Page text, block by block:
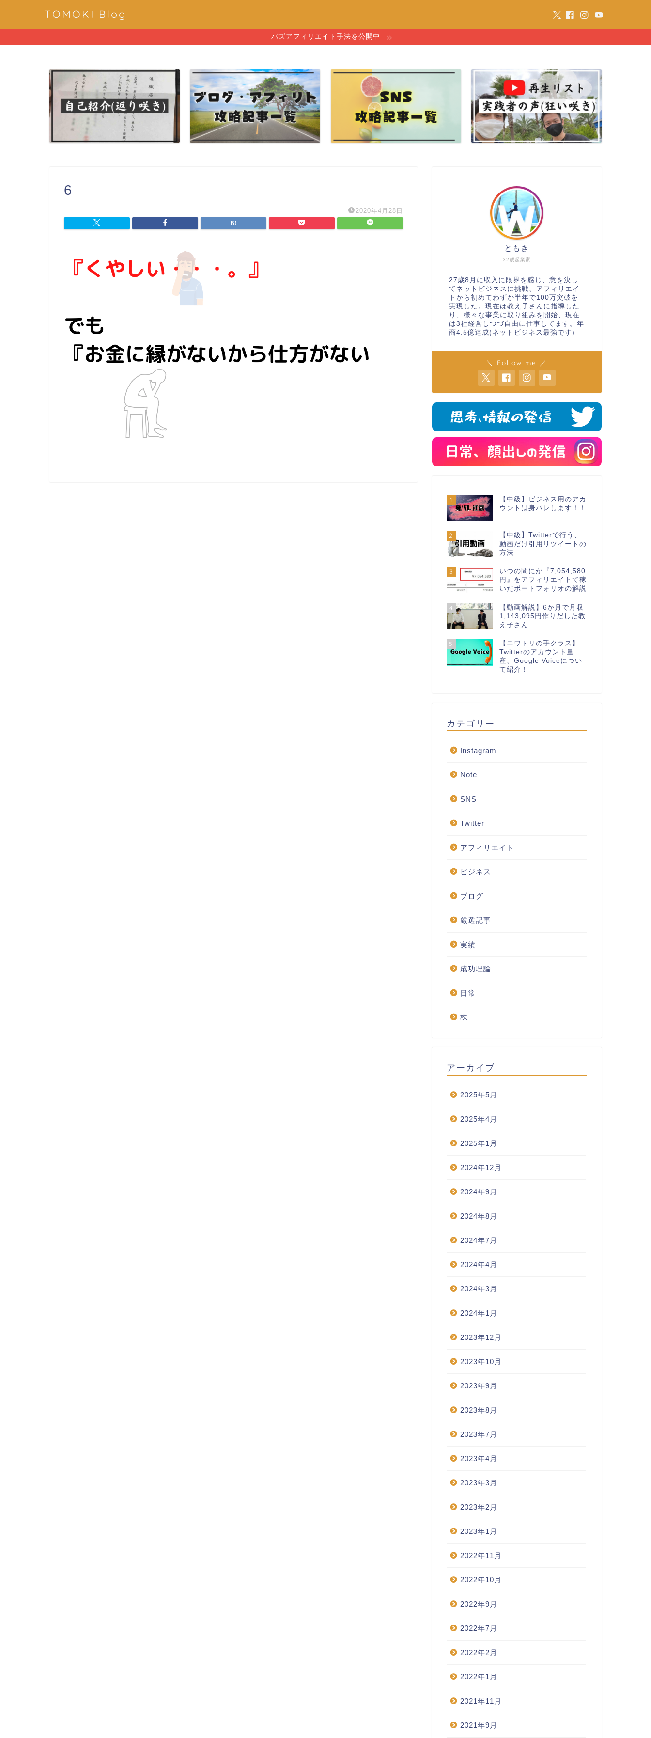
TOMOKI Blog
バズアフィリエイト手法を公開中
6
2020年4月28日
32歳起業家
ともき
27歳8月に収入に限界を感じ、意を決し
てネットビジネスに挑戦、アフィリエイ
トから初めてわずか半年で100万突破を
実現した。現在は教え子さんに指導した
り、様々な事業に取り組みを開始、現在
は3社経営しつづ自由に仕事してます。年
商4.5億達成(ネットビジネス最強です)
＼ Follow me ／
1
【中級】ビジネス用のアカ
ウントは身バレします！！
2
【中級】Twitterで行う、
動画だけ引用リツイートの
方法
3
いつの間にか『7,054,580
円』をアフィリエイトで稼
いだポートフォリオの解説
4
【動画解説】6か月で月収
1,143,095円作りだした教
え子さん
5
【ニワトリの手クラス】
Twitterのアカウント量
産、Google Voiceについ
て紹介！
カテゴリー
Instagram
Note
SNS
Twitter
アフィリエイト
ビジネス
ブログ
厳選記事
実績
成功理論
日常
株
アーカイブ
2025年5月
2025年4月
2025年1月
2024年12月
2024年9月
2024年8月
2024年7月
2024年4月
2024年3月
2024年1月
2023年12月
2023年10月
2023年9月
2023年8月
2023年7月
2023年4月
2023年3月
2023年2月
2023年1月
2022年11月
2022年10月
2022年9月
2022年7月
2022年2月
2022年1月
2021年11月
2021年9月